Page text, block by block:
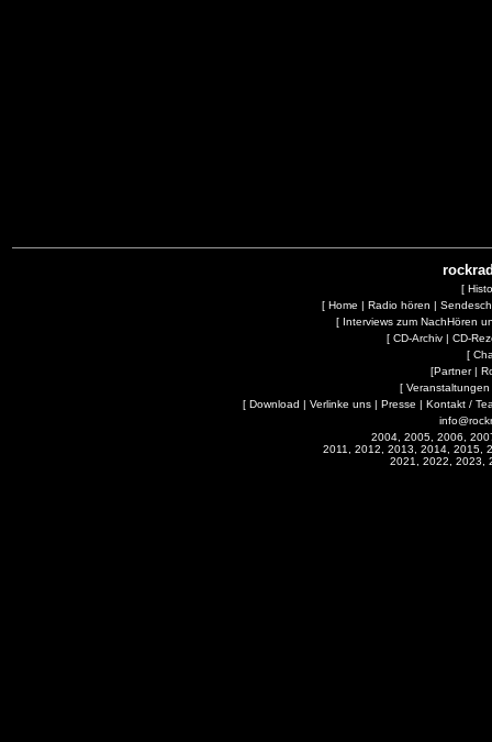
[
[ Home | Radio hören |
[ Interviews zum NachHören
[ CD-Archiv| CD-
[
[Partner|
[ Veranstaltungen
[ Download | Verlinke uns | Presse | Kontakt /
2004, 2005, 2006,
2011, 2012, 2013, 2014, 2015,
2021, 2022, 2023,